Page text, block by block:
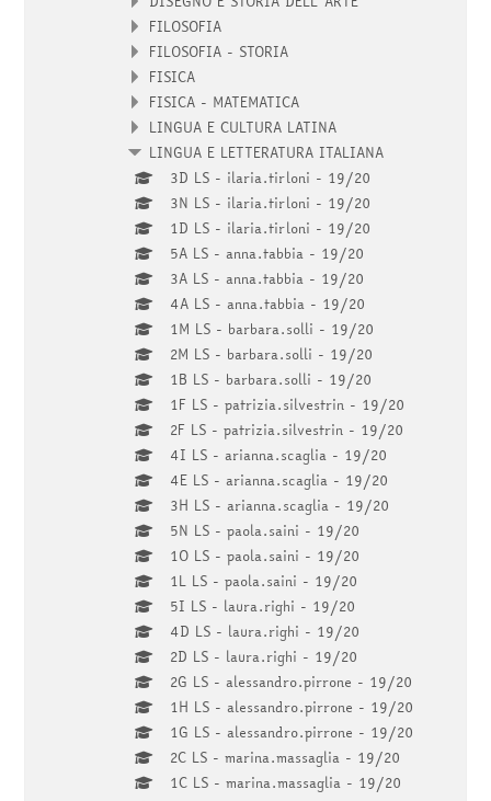
FILOSOFIA
FILOSOFIA - STORIA
FISICA
FISICA - MATEMATICA
LINGUA E CULTURA LATINA
LINGUA E LETTERATURA ITALIANA
3D LS - ilaria.tirloni - 19/20
3N LS - ilaria.tirloni - 19/20
1D LS - ilaria.tirloni - 19/20
5A LS - anna.tabbia - 19/20
3A LS - anna.tabbia - 19/20
4A LS - anna.tabbia - 19/20
1M LS - barbara.solli - 19/20
2M LS - barbara.solli - 19/20
1B LS - barbara.solli - 19/20
1F LS - patrizia.silvestrin - 19/20
2F LS - patrizia.silvestrin - 19/20
4I LS - arianna.scaglia - 19/20
4E LS - arianna.scaglia - 19/20
3H LS - arianna.scaglia - 19/20
5N LS - paola.saini - 19/20
1O LS - paola.saini - 19/20
1L LS - paola.saini - 19/20
5I LS - laura.righi - 19/20
4D LS - laura.righi - 19/20
2D LS - laura.righi - 19/20
2G LS - alessandro.pirrone - 19/20
1H LS - alessandro.pirrone - 19/20
1G LS - alessandro.pirrone - 19/20
2C LS - marina.massaglia - 19/20
1C LS - marina.massaglia - 19/20